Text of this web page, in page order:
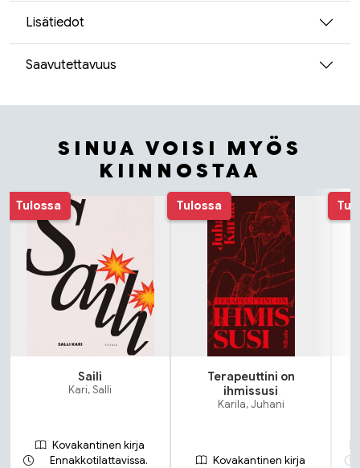
Lisätiedot
Saavutettavuus
SINUA VOISI MYÖS
KIINNOSTAA
Tuoteluettelon alku
Tulossa
Saili
Kari, Salli
Kovakantinen kirja
Ennakkotilattavissa.
Tulossa
Terapeuttini on
ihmissusi
Karila, Juhani
Kovakantinen kirja